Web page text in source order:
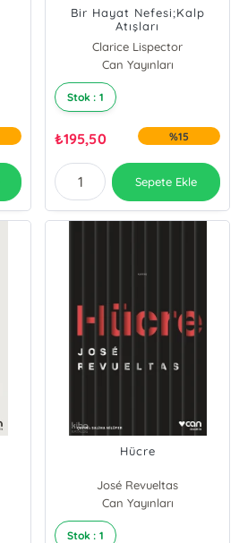
Bir Hayat Nefesi;Kalp
Atışları
Clarice Lispector
Can Yayınları
Stok : 1
₺195,50 %15
Sepete Ekle
Hücre
José Revueltas
Can Yayınları
Stok : 1